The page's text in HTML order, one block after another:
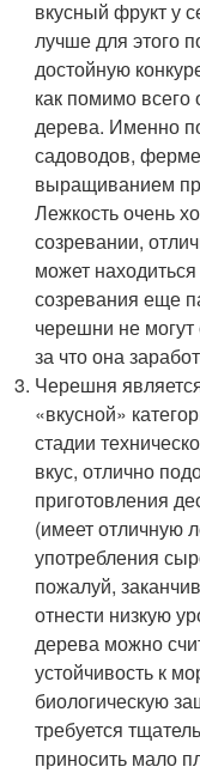
вкусный фрукт у
лучше для этого
достойную
как помимо всего
дерева. Именно
садоводов,
выращиванием
Лежкость очень
созревании,
может
созревания еще
черешни не могут
за что она
Черешня
«вкусной»
стадии
вкус, отлично
приготовления
(имеет отличную
употребления
пожалуй,
отнести низкую
дерева можно
устойчивость к
биологическую
требуется
приносить мало